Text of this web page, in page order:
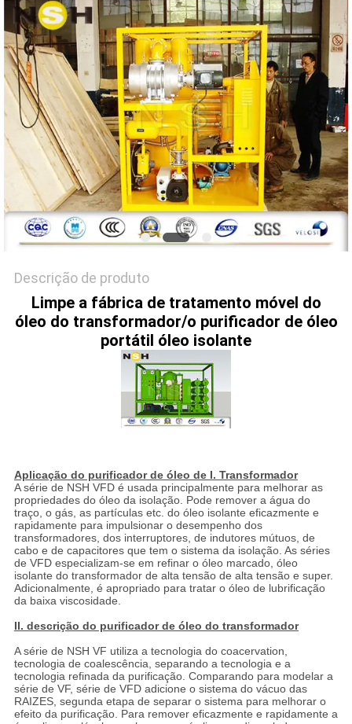
MAPA
DO
SITE
PRIVACY
POLICY
Descrição de produto
Limpe a fábrica de tratamento móvel do
óleo do transformador/o purificador de óleo
portátil óleo isolante
Aplicação do purificador de óleo de I. Transformador
A série de NSH VFD é usada principalmente para melhorar as
propriedades do óleo da isolação. Pode remover a água do
traço, o gás, as partículas etc. do óleo isolante eficazmente e
rapidamente para impulsionar o desempenho dos
transformadores, dos interruptores, de indutores mútuos, de
cabo e de capacitores que tem o sistema da isolação. As séries
de VFD especializam-se em refinar o óleo marcado, óleo
isolante do transformador de alta tensão de alta tensão e super.
Adicionalmente, é apropriado para tratar o óleo de lubrificação
da baixa viscosidade.
II. descrição do purificador de óleo do transformador
A série de NSH VF utiliza a tecnologia do coacervation,
tecnologia de coalescência, separando a tecnologia e a
tecnologia refinada da purificação. Comparando para modelar a
série de VF, série de VFD adicione o sistema do vácuo das
RAIZES, segunda etapa de separar o sistema para melhorar o
efeito da purificação. Para remover eficazmente e rapidamente a